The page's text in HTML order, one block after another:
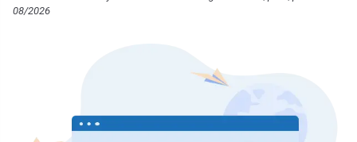
08/2026